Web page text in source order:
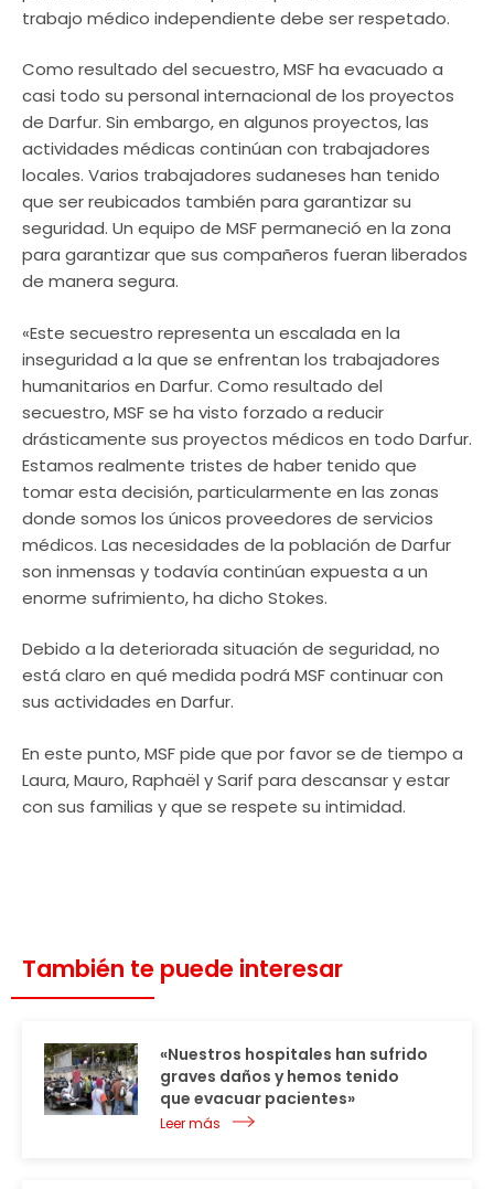
trabajo médico independiente debe ser respetado.
Como resultado del secuestro, MSF ha evacuado a
casi todo su personal internacional de los proyectos
de Darfur. Sin embargo, en algunos proyectos, las
actividades médicas continúan con trabajadores
locales. Varios trabajadores sudaneses han tenido
que ser reubicados también para garantizar su
seguridad. Un equipo de MSF permaneció en la zona
para garantizar que sus compañeros fueran liberados
de manera segura.
«Este secuestro representa un escalada en la
inseguridad a la que se enfrentan los trabajadores
humanitarios en Darfur. Como resultado del
secuestro, MSF se ha visto forzado a reducir
drásticamente sus proyectos médicos en todo Darfur.
Estamos realmente tristes de haber tenido que
tomar esta decisión, particularmente en las zonas
donde somos los únicos proveedores de servicios
médicos. Las necesidades de la población de Darfur
son inmensas y todavía continúan expuesta a un
enorme sufrimiento, ha dicho Stokes.
Debido a la deteriorada situación de seguridad, no
está claro en qué medida podrá MSF continuar con
sus actividades en Darfur.
En este punto, MSF pide que por favor se de tiempo a
Laura, Mauro, Raphaël y Sarif para descansar y estar
con sus familias y que se respete su intimidad.
También te puede interesar
«Nuestros hospitales han sufrido
graves daños y hemos tenido
que evacuar pacientes»
Leer más